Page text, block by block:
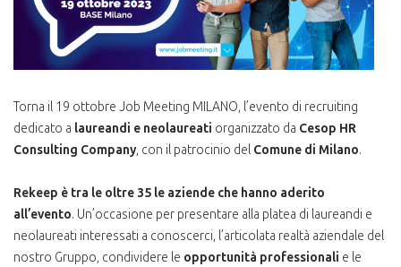
Torna il 19 ottobre Job Meeting MILANO, l’evento di recruiting
dedicato a laureandi e neolaureati organizzato da Cesop HR
Consulting Company, con il patrocinio del Comune di Milano.
Rekeep è tra le oltre 35 le aziende che hanno aderito
all’evento. Un’occasione per presentare alla platea di laureandi e
neolaureati interessati a conoscerci, l’articolata realtà aziendale del
nostro Gruppo, condividere le opportunità professionali e le